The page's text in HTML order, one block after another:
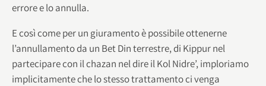
errore e lo annulla.
E così come per un giuramento è possibile ottenerne
l’annullamento da un Bet Din terrestre, di Kippur nel
partecipare con il chazan nel dire il Kol Nidre’, imploriamo
implicitamente che lo stesso trattamento ci venga